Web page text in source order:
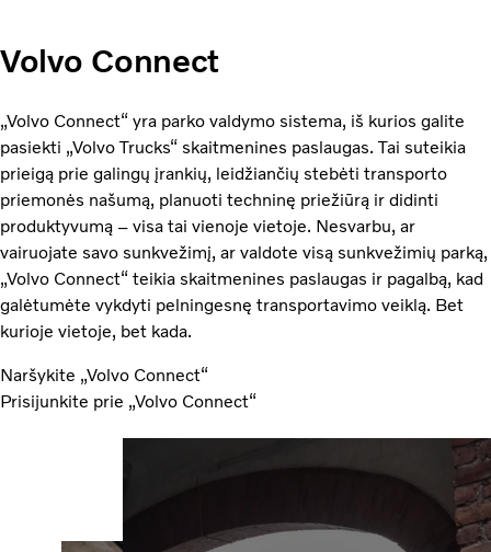
Volvo Connect
„Volvo Connect“ yra parko valdymo sistema, iš kurios galite
pasiekti „Volvo Trucks“ skaitmenines paslaugas. Tai suteikia
prieigą prie galingų įrankių, leidžiančių stebėti transporto
priemonės našumą, planuoti techninę priežiūrą ir didinti
produktyvumą – visa tai vienoje vietoje. Nesvarbu, ar
vairuojate savo sunkvežimį, ar valdote visą sunkvežimių parką,
„Volvo Connect“ teikia skaitmenines paslaugas ir pagalbą, kad
galėtumėte vykdyti pelningesnę transportavimo veiklą. Bet
kurioje vietoje, bet kada.
Naršykite „Volvo Connect“
Prisijunkite prie „Volvo Connect“